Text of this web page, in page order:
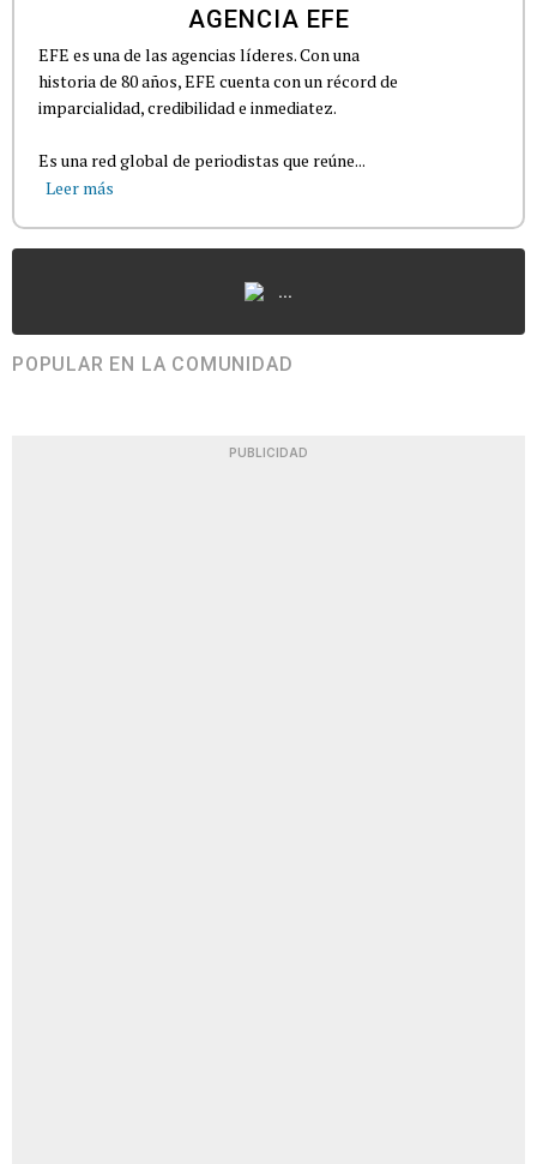
AGENCIA EFE
EFE es una de las agencias líderes. Con una
historia de 80 años, EFE cuenta con un récord de
imparcialidad, credibilidad e inmediatez.
Es una red global de periodistas que reúne...
Leer más
...
POPULAR EN LA COMUNIDAD
PUBLICIDAD